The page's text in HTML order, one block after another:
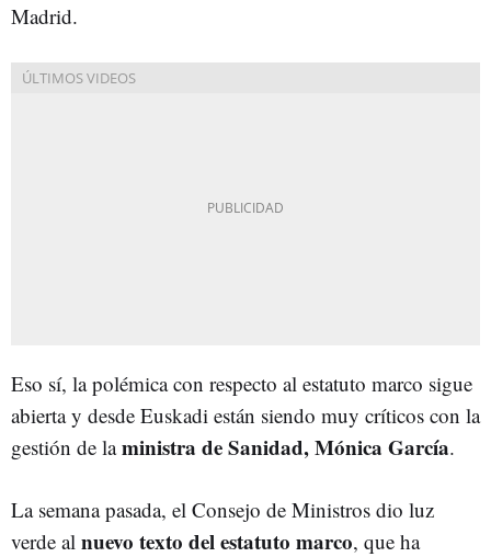
Madrid.
Eso sí, la polémica con respecto al estatuto marco sigue
abierta y desde Euskadi están siendo muy críticos con la
gestión de laministra de Sanidad, Mónica García.
La semana pasada, el Consejo de Ministros dio luz
verde al nuevo texto del estatuto marco, que ha